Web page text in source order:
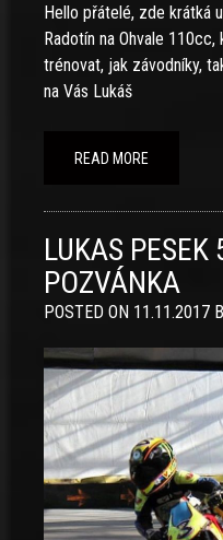
Hello přátelé, zde krátká
Radotín na Ohvale
trénovat, jak závodníky,
na Vás Lukáš
READ MORE
LUKAS PESEK
POZVÁNKA
POSTED ON 11.11.2017